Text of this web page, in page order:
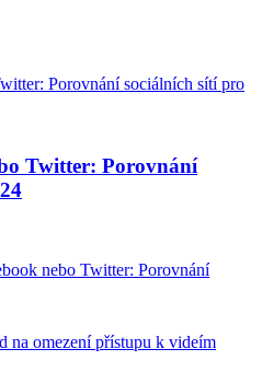
Twitter: Porovnání
nebo Twitter: Porovnání